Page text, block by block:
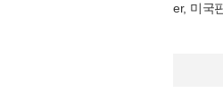
er, 미국